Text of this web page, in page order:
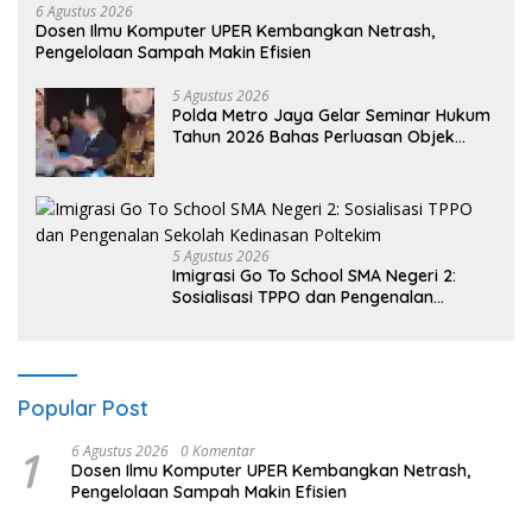
6 Agustus 2026
Dosen Ilmu Komputer UPER Kembangkan Netrash,
Pengelolaan Sampah Makin Efisien
5 Agustus 2026
Polda Metro Jaya Gelar Seminar Hukum
Tahun 2026 Bahas Perluasan Objek
5 Agustus 2026
Imigrasi Go To School SMA Negeri 2:
Sosialisasi TPPO dan Pengenalan
Popular Post
1 6 Agustus 2026 0 Komentar
Dosen Ilmu Komputer UPER Kembangkan Netrash,
Pengelolaan Sampah Makin Efisien